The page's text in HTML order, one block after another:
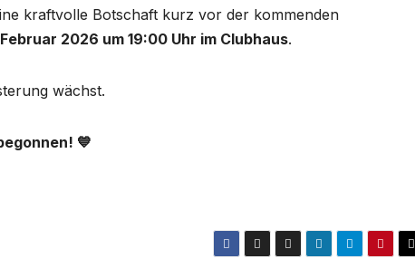
kraftvolle Botschaft kurz vor der kommenden
2026 um 19:00 Uhr im Clubhaus.
wächst.
💙